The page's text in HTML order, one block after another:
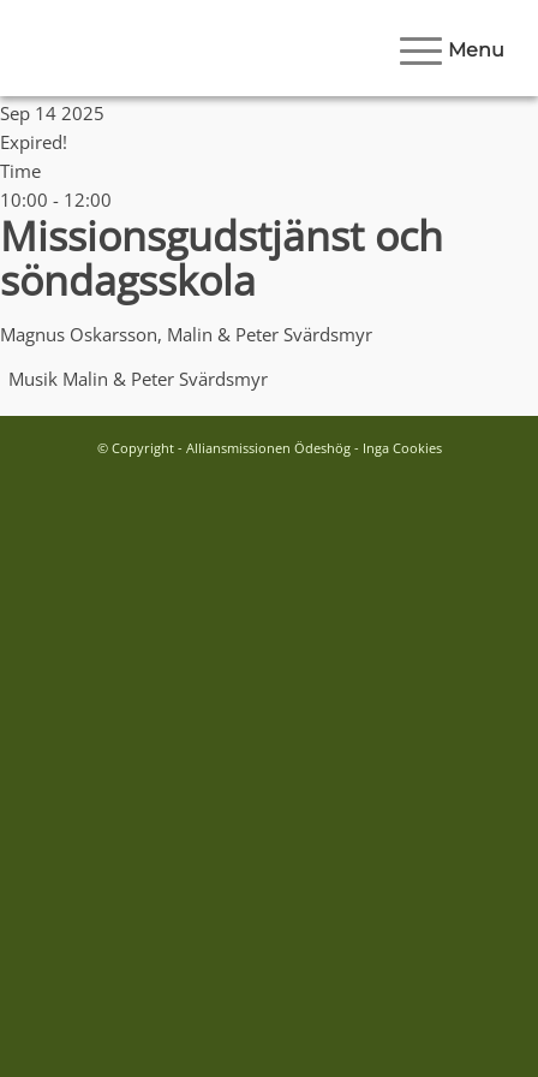
Menu
Sep 14 2025
Expired!
Time
10:00 - 12:00
Missionsgudstjänst och
söndagsskola
Magnus Oskarsson, Malin & Peter Svärdsmyr
Musik Malin & Peter Svärdsmyr
© Copyright - Alliansmissionen Ödeshög - Inga Cookies